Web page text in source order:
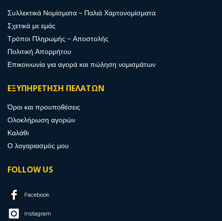
Συλλεκτικά Νομίσματα – Παλιά Χαρτονομίσματα
Σχετικά με εμάς
Τρόποι Πληρωμής – Αποστολής
Πολιτική Απορρήτου
Επικοινωνία για αγορά και πώληση νομισμάτων
ΕΞΥΠΗΡΕΤΗΣΗ ΠΕΛΑΤΩΝ
Όροι και προυποθέσεις
Ολοκλήρωση αγορών
Καλάθι
Ο λογαριασμός μου
FOLLOW US
Facebook
Instagram